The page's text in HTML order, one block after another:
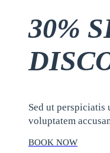
30%
Sed ut perspiciatis
voluptatem
BOOK NOW